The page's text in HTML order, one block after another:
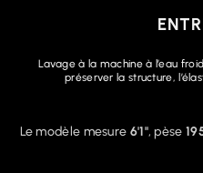
Lavage à la machine à l’eau
préserver la structure,
Le modèle mesure 6'1", pèse